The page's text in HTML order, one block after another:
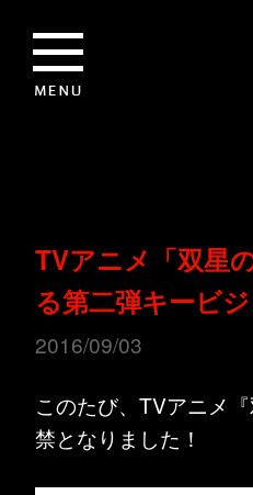
TVアニメ「双星
る第二弾キービ
2016/09/03
このたび、TVアニメ
禁となりました！